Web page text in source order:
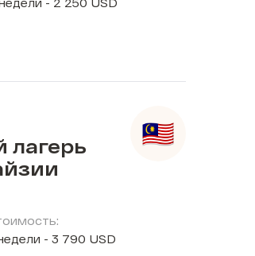
- 2 250 USD
лагерь
- 3 790 USD